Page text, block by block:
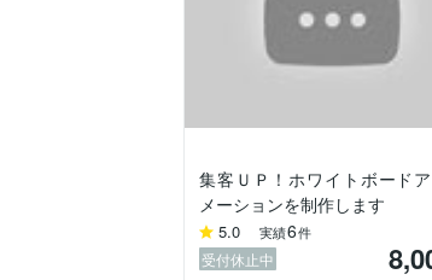
集客ＵＰ！ホワイトボード
メーションを制作します
5.0 実績6件
受付休止中